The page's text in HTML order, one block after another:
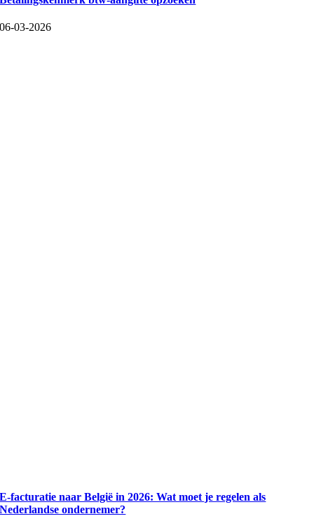
06-03-2026
E-facturatie naar België in 2026: Wat moet je regelen als
Nederlandse ondernemer?